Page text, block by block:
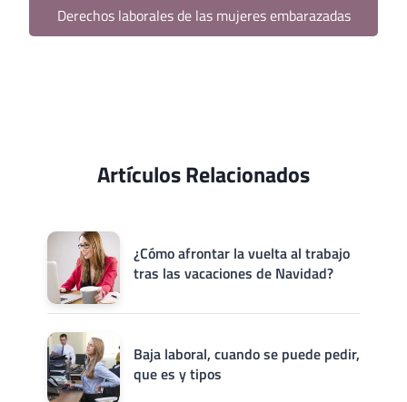
Derechos laborales de las mujeres embarazadas
Artículos Relacionados
¿Cómo afrontar la vuelta al trabajo
tras las vacaciones de Navidad?
Baja laboral, cuando se puede pedir,
que es y tipos